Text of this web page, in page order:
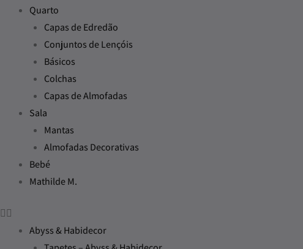
Quarto
Capas de Edredão
Conjuntos de Lençóis
Básicos
Colchas
Capas de Almofadas
Sala
Mantas
Almofadas Decorativas
Bebé
Mathilde M.
Abyss & Habidecor